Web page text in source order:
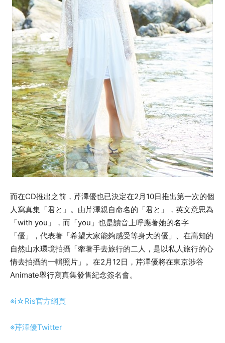
而在CD推出之前，芹澤優也已決定在2月10日推出第一次的個
人寫真集「君と」。由芹澤親自命名的「君と」，英文意思為
「with you」，而「you」也是讀音上呼應著她的名字
「優」，代表著「希望大家能夠感受等身大的優」、在高知的
自然山水環境拍攝「牽著手去旅行的二人，是以私人旅行的心
情去拍攝的一輯照片」。在2月12日，芹澤優將在東京涉谷
Animate舉行寫真集發售紀念簽名會。
※i☆Ris官方網頁
※芹澤優Twitter